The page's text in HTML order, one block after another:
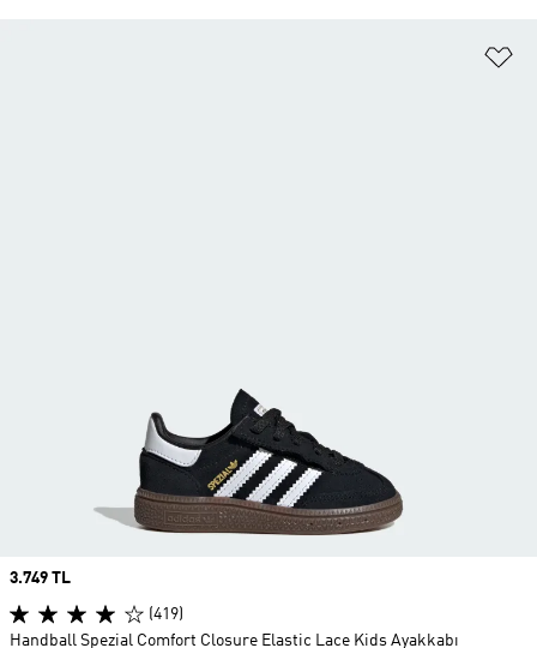
Price
3.749 TL
(419)
Handball Spezial Comfort Closure Elastic Lace Kids Ayakkabı